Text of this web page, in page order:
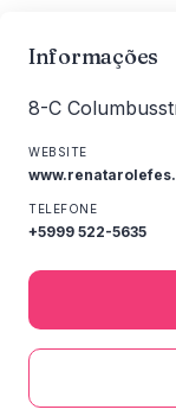
Informações
8-C
WEBSITE
TELEFONE
+5999 522-5635